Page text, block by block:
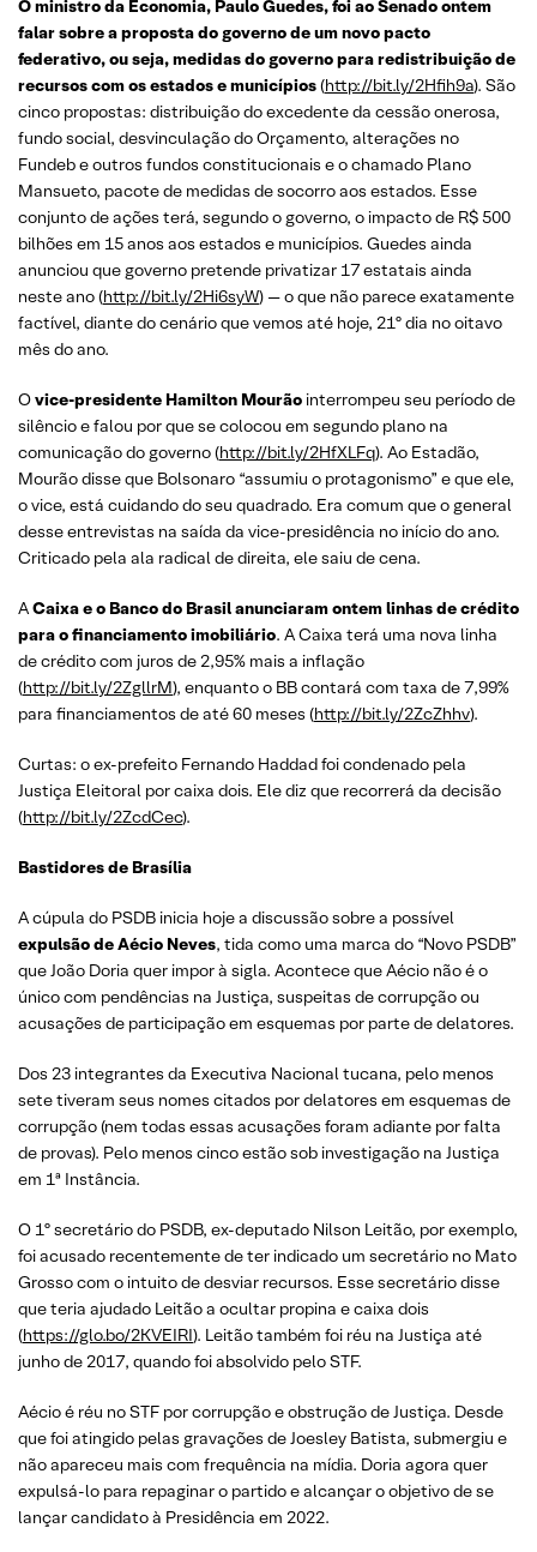
O ministro da Economia, Paulo Guedes, foi ao Senado ontem
falar sobre a proposta do governo de um novo pacto
federativo, ou seja, medidas do governo para redistribuição de
recursos com os estados e municípios(http://bit.ly/2Hfih9a). São
cinco propostas: distribuição do excedente da cessão onerosa,
fundo social, desvinculação do Orçamento, alterações no
Fundeb e outros fundos constitucionais e o chamado Plano
Mansueto, pacote de medidas de socorro aos estados. Esse
conjunto de ações terá, segundo o governo, o impacto de R$ 500
bilhões em 15 anos aos estados e municípios. Guedes ainda
anunciou que governo pretende privatizar 17 estatais ainda
neste ano (http://bit.ly/2Hi6syW) — o que não parece exatamente
factível, diante do cenário que vemos até hoje, 21º dia no oitavo
mês do ano.
Ovice-presidente Hamilton Mourão interrompeu seu período de
silêncio e falou por que se colocou em segundo plano na
comunicação do governo (http://bit.ly/2HfXLFq). Ao Estadão,
Mourão disse que Bolsonaro “assumiu o protagonismo” e que ele,
o vice, está cuidando do seu quadrado. Era comum que o general
desse entrevistas na saída da vice-presidência no início do ano.
Criticado pela ala radical de direita, ele saiu de cena.
ACaixa e o Banco do Brasil anunciaram ontem linhas de crédito
para o financiamento imobiliário. A Caixa terá uma nova linha
de crédito com juros de 2,95% mais a inflação
(http://bit.ly/2ZgllrM), enquanto o BB contará com taxa de 7,99%
para financiamentos de até 60 meses (http://bit.ly/2ZcZhhv).
Curtas: o ex-prefeito Fernando Haddad foi condenado pela
Justiça Eleitoral por caixa dois. Ele diz que recorrerá da decisão
(http://bit.ly/2ZcdCec).
Bastidores de Brasília
A cúpula do PSDB inicia hoje a discussão sobre a possível
expulsão de Aécio Neves, tida como uma marca do “Novo PSDB”
que João Doria quer impor à sigla. Acontece que Aécio não é o
único com pendências na Justiça, suspeitas de corrupção ou
acusações de participação em esquemas por parte de delatores.
Dos 23 integrantes da Executiva Nacional tucana, pelo menos
sete tiveram seus nomes citados por delatores em esquemas de
corrupção (nem todas essas acusações foram adiante por falta
de provas). Pelo menos cinco estão sob investigação na Justiça
em 1ª Instância.
O 1º secretário do PSDB, ex-deputado Nilson Leitão, por exemplo,
foi acusado recentemente de ter indicado um secretário no Mato
Grosso com o intuito de desviar recursos. Esse secretário disse
que teria ajudado Leitão a ocultar propina e caixa dois
(https://glo.bo/2KVEIRI). Leitão também foi réu na Justiça até
junho de 2017, quando foi absolvido pelo STF.
Aécio é réu no STF por corrupção e obstrução de Justiça. Desde
que foi atingido pelas gravações de Joesley Batista, submergiu e
não apareceu mais com frequência na mídia. Doria agora quer
expulsá-lo para repaginar o partido e alcançar o objetivo de se
lançar candidato à Presidência em 2022.